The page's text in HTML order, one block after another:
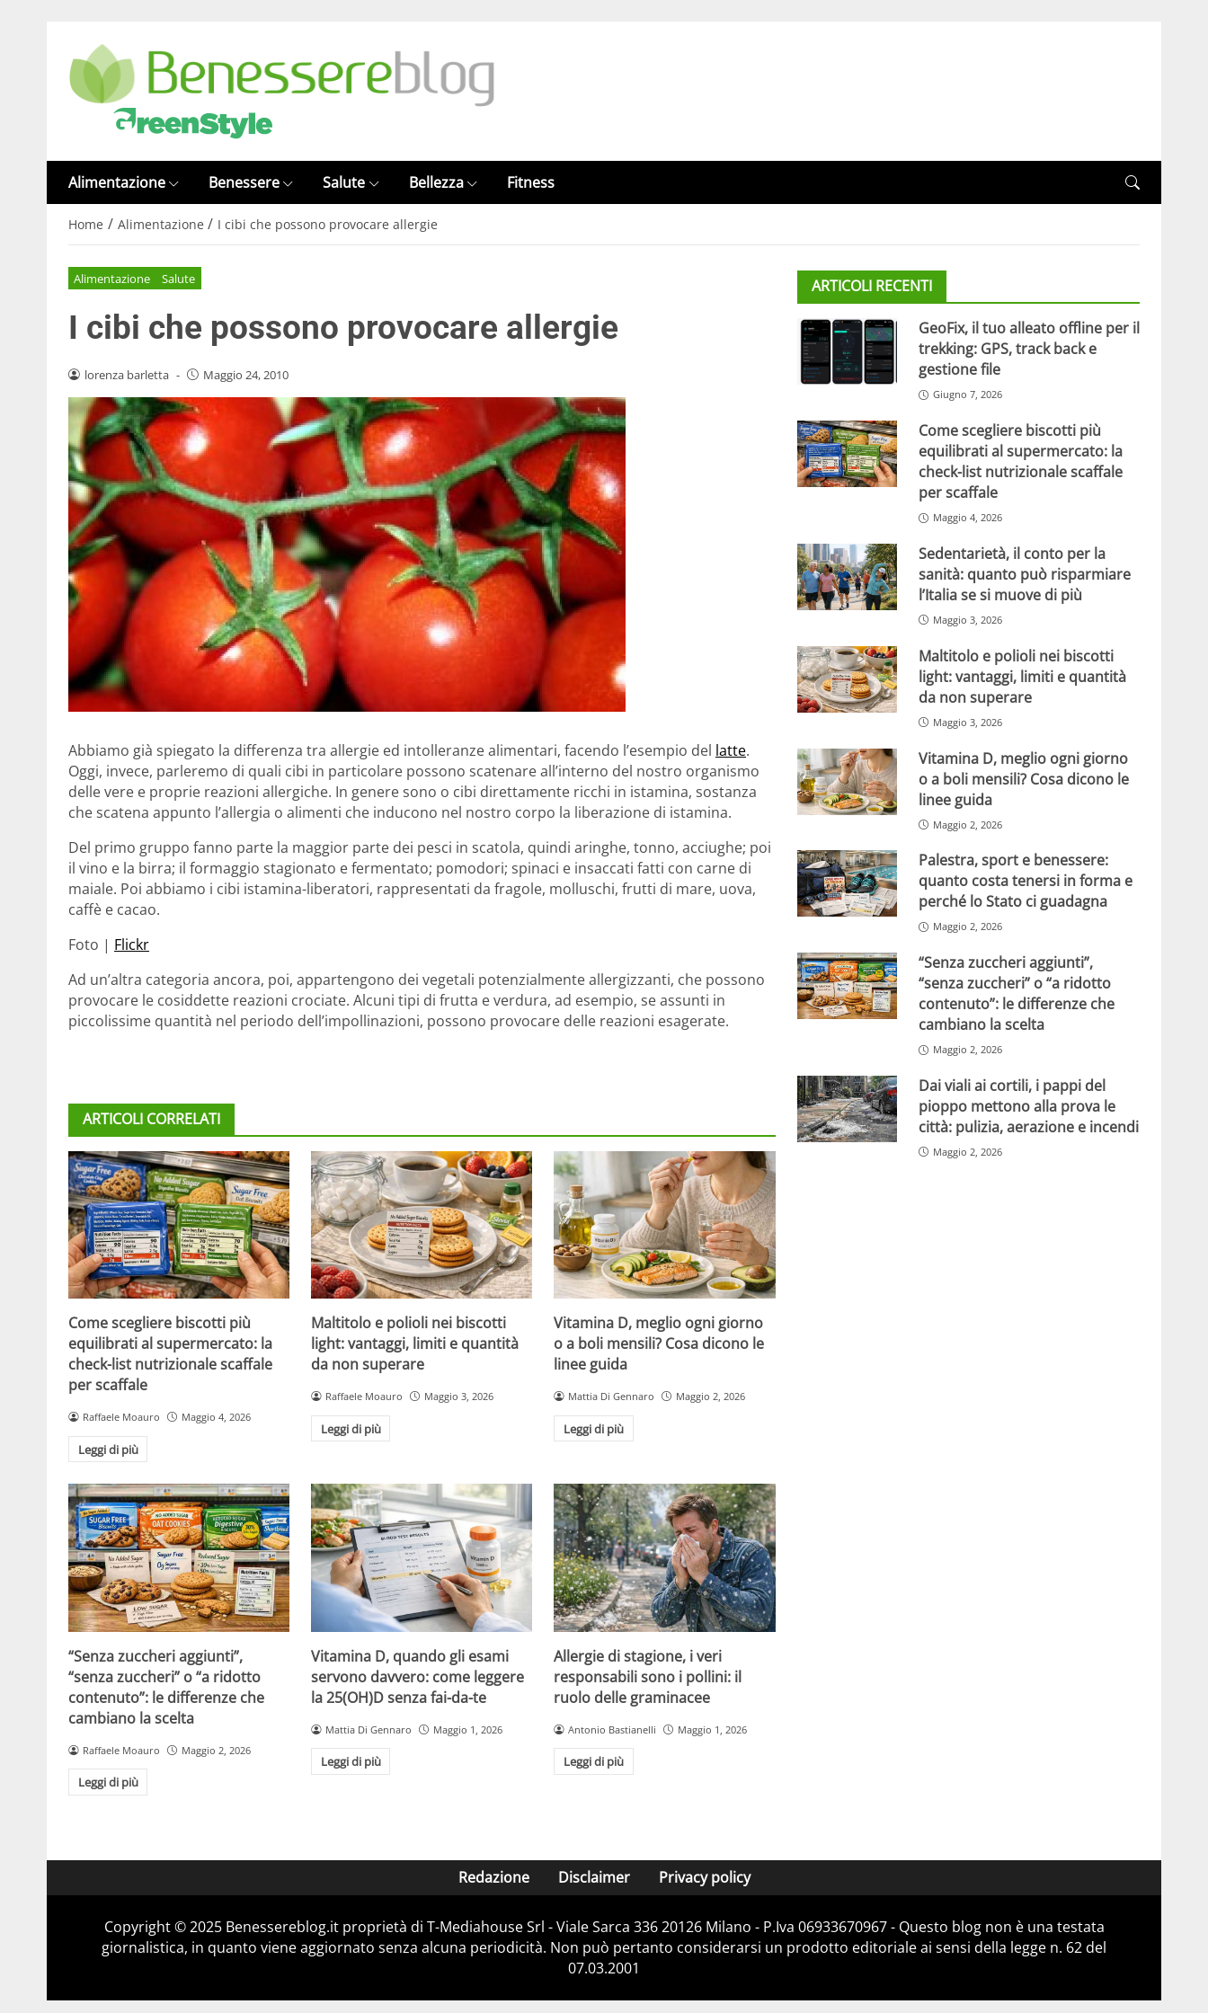
Alimentazione Benessere Salute Bellezza Fitness
Home / Alimentazione / I cibi che possono provocare allergie
Alimentazione Salute
I cibi che possono provocare allergie
lorenza barletta - Maggio 24, 2010
Abbiamo già spiegato la differenza tra allergie ed intolleranze alimentari, facendo l’esempio del latte.
Oggi, invece, parleremo di quali cibi in particolare possono scatenare all’interno del nostro organismo
delle vere e proprie reazioni allergiche. In genere sono o cibi direttamente ricchi in istamina, sostanza
che scatena appunto l’allergia o alimenti che inducono nel nostro corpo la liberazione di istamina.
Del primo gruppo fanno parte la maggior parte dei pesci in scatola, quindi aringhe, tonno, acciughe; poi
il vino e la birra; il formaggio stagionato e fermentato; pomodori; spinaci e insaccati fatti con carne di
maiale. Poi abbiamo i cibi istamina-liberatori, rappresentati da fragole, molluschi, frutti di mare, uova,
caffè e cacao.
Foto | Flickr
Ad un’altra categoria ancora, poi, appartengono dei vegetali potenzialmente allergizzanti, che possono
provocare le cosiddette reazioni crociate. Alcuni tipi di frutta e verdura, ad esempio, se assunti in
piccolissime quantità nel periodo dell’impollinazioni, possono provocare delle reazioni esagerate.
ARTICOLI CORRELATI
Come scegliere biscotti più
equilibrati al supermercato: la
check-list nutrizionale scaffale
per scaffale
Raffaele Moauro Maggio 4, 2026
Leggi di più
Maltitolo e polioli nei biscotti
light: vantaggi, limiti e quantità
da non superare
Raffaele Moauro Maggio 3, 2026
Leggi di più
Vitamina D, meglio ogni giorno
o a boli mensili? Cosa dicono le
linee guida
Mattia Di Gennaro Maggio 2, 2026
Leggi di più
“Senza zuccheri aggiunti”,
“senza zuccheri” o “a ridotto
contenuto”: le differenze che
cambiano la scelta
Raffaele Moauro Maggio 2, 2026
Leggi di più
Vitamina D, quando gli esami
servono davvero: come leggere
la 25(OH)D senza fai-da-te
Mattia Di Gennaro Maggio 1, 2026
Leggi di più
Allergie di stagione, i veri
responsabili sono i pollini: il
ruolo delle graminacee
Antonio Bastianelli Maggio 1, 2026
Leggi di più
ARTICOLI RECENTI
GeoFix, il tuo alleato offline per il
trekking: GPS, track back e
gestione file
Giugno 7, 2026
Come scegliere biscotti più
equilibrati al supermercato: la
check-list nutrizionale scaffale
per scaffale
Maggio 4, 2026
Sedentarietà, il conto per la
sanità: quanto può risparmiare
l’Italia se si muove di più
Maggio 3, 2026
Maltitolo e polioli nei biscotti
light: vantaggi, limiti e quantità
da non superare
Maggio 3, 2026
Vitamina D, meglio ogni giorno
o a boli mensili? Cosa dicono le
linee guida
Maggio 2, 2026
Palestra, sport e benessere:
quanto costa tenersi in forma e
perché lo Stato ci guadagna
Maggio 2, 2026
“Senza zuccheri aggiunti”,
“senza zuccheri” o “a ridotto
contenuto”: le differenze che
cambiano la scelta
Maggio 2, 2026
Dai viali ai cortili, i pappi del
pioppo mettono alla prova le
città: pulizia, aerazione e incendi
Maggio 2, 2026
Redazione Disclaimer Privacy policy
Copyright © 2025 Benessereblog.it proprietà di T-Mediahouse Srl - Viale Sarca 336 20126 Milano - P.Iva 06933670967 - Questo blog non è una testata
giornalistica, in quanto viene aggiornato senza alcuna periodicità. Non può pertanto considerarsi un prodotto editoriale ai sensi della legge n. 62 del
07.03.2001